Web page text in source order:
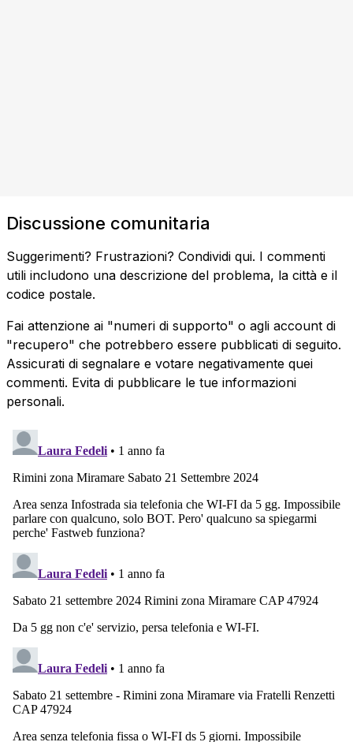
Discussione comunitaria
Suggerimenti? Frustrazioni? Condividi qui. I commenti
utili includono una descrizione del problema, la città e il
codice postale.
Fai attenzione ai "numeri di supporto" o agli account di
"recupero" che potrebbero essere pubblicati di seguito.
Assicurati di segnalare e votare negativamente quei
commenti. Evita di pubblicare le tue informazioni
personali.